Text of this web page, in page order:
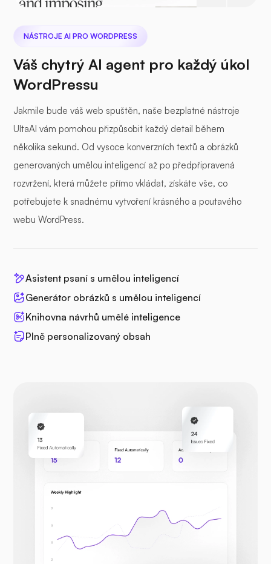
NÁSTROJE AI PRO WORDPRESS
Váš chytrý AI agent pro každý úkol
WordPressu
Jakmile bude váš web spuštěn, naše bezplatné nástroje
UltaAI vám pomohou přizpůsobit každý detail během
několika sekund. Od vysoce konverzních textů a obrázků
generovaných umělou inteligencí až po předpřipravená
rozvržení, která můžete přímo vkládat, získáte vše, co
potřebujete k snadnému vytvoření krásného a poutavého
webu WordPress.
Asistent psaní s umělou inteligencí
Generátor obrázků s umělou inteligencí
Knihovna návrhů umělé inteligence
Plně personalizovaný obsah